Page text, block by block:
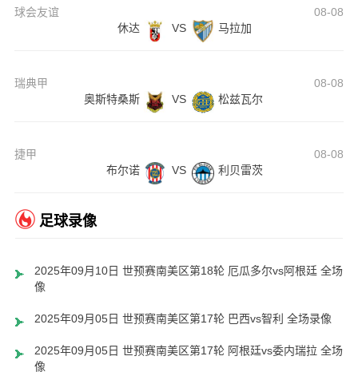
球会友谊
08-08
休达
VS 马拉加
瑞典甲
08-08
奥斯特桑斯
VS 松兹瓦尔
捷甲
08-08
布尔诺
VS 利贝雷茨
足球录像
2025年09月10日 世预赛南美区第18轮 厄瓜多尔vs阿根廷 全场录
像
2025年09月05日 世预赛南美区第17轮 巴西vs智利 全场录像
2025年09月05日 世预赛南美区第17轮 阿根廷vs委内瑞拉 全场录
像